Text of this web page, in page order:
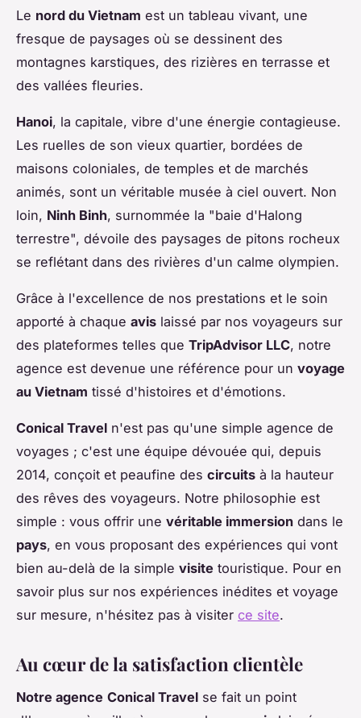
Le nord du Vietnam est un tableau vivant, une
fresque de paysages où se dessinent des
montagnes karstiques, des rizières en terrasse et
des vallées fleuries.
Hanoi, la capitale, vibre d'une énergie contagieuse.
Les ruelles de son vieux quartier, bordées de
maisons coloniales, de temples et de marchés
animés, sont un véritable musée à ciel ouvert. Non
loin, Ninh Binh, surnommée la "baie d'Halong
terrestre", dévoile des paysages de pitons rocheux
se reflétant dans des rivières d'un calme olympien.
Grâce à l'excellence de nos prestations et le soin
apporté à chaque avis laissé par nos voyageurs sur
des plateformes telles que TripAdvisor LLC, notre
agence est devenue une référence pour un voyage
au Vietnam tissé d'histoires et d'émotions.
Conical Travel n'est pas qu'une simple agence de
voyages ; c'est une équipe dévouée qui, depuis
2014, conçoit et peaufine des circuits à la hauteur
des rêves des voyageurs. Notre philosophie est
simple : vous offrir une véritable immersion dans le
pays, en vous proposant des expériences qui vont
bien au-delà de la simple visite touristique. Pour en
savoir plus sur nos expériences inédites et voyage
sur mesure, n'hésitez pas à visiter ce site.
Au cœur de la satisfaction clientèle
Notre agence Conical Travel se fait un point